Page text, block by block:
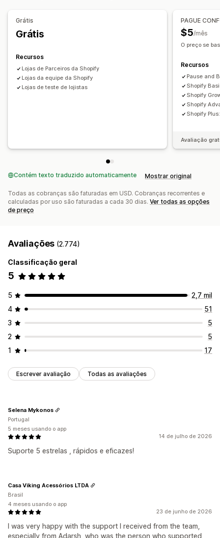
Alertas de estoque baixo
Disponibilidade de estoque
Grátis
Grátis
Recursos
Lojas de Parceiros da Shopify
Lojas da equipe da Shopify
Lojas de teste de lojistas
PAGUE
$5/mês
O preço se
Recursos
Pause and
Shopify
Shopify
Shopify
Shopify
Avaliação
Contém texto traduzido automaticamente Mostrar original
Todas as cobranças são faturadas em USD. Cobranças recorrentes e
calculadas por uso são faturadas a cada 30 dias. Ver todas as opções
de preço
Avaliações (2.774)
Classificação geral
5
5
2,7 mil
4
51
3
5
2
5
1
17
Escrever avaliação Todas as avaliações
14 de julho de 2026
Suporte 5 estrelas , rápidos e eficazes!
Selena Mykonos
Portugal
5 meses usando o app
23 de junho de 2026
I was very happy with the support I received from the team,
especially from Adarsh, who was the person who supported
Casa Viking Acessórios LTDA
Brasil
4 meses usando o app